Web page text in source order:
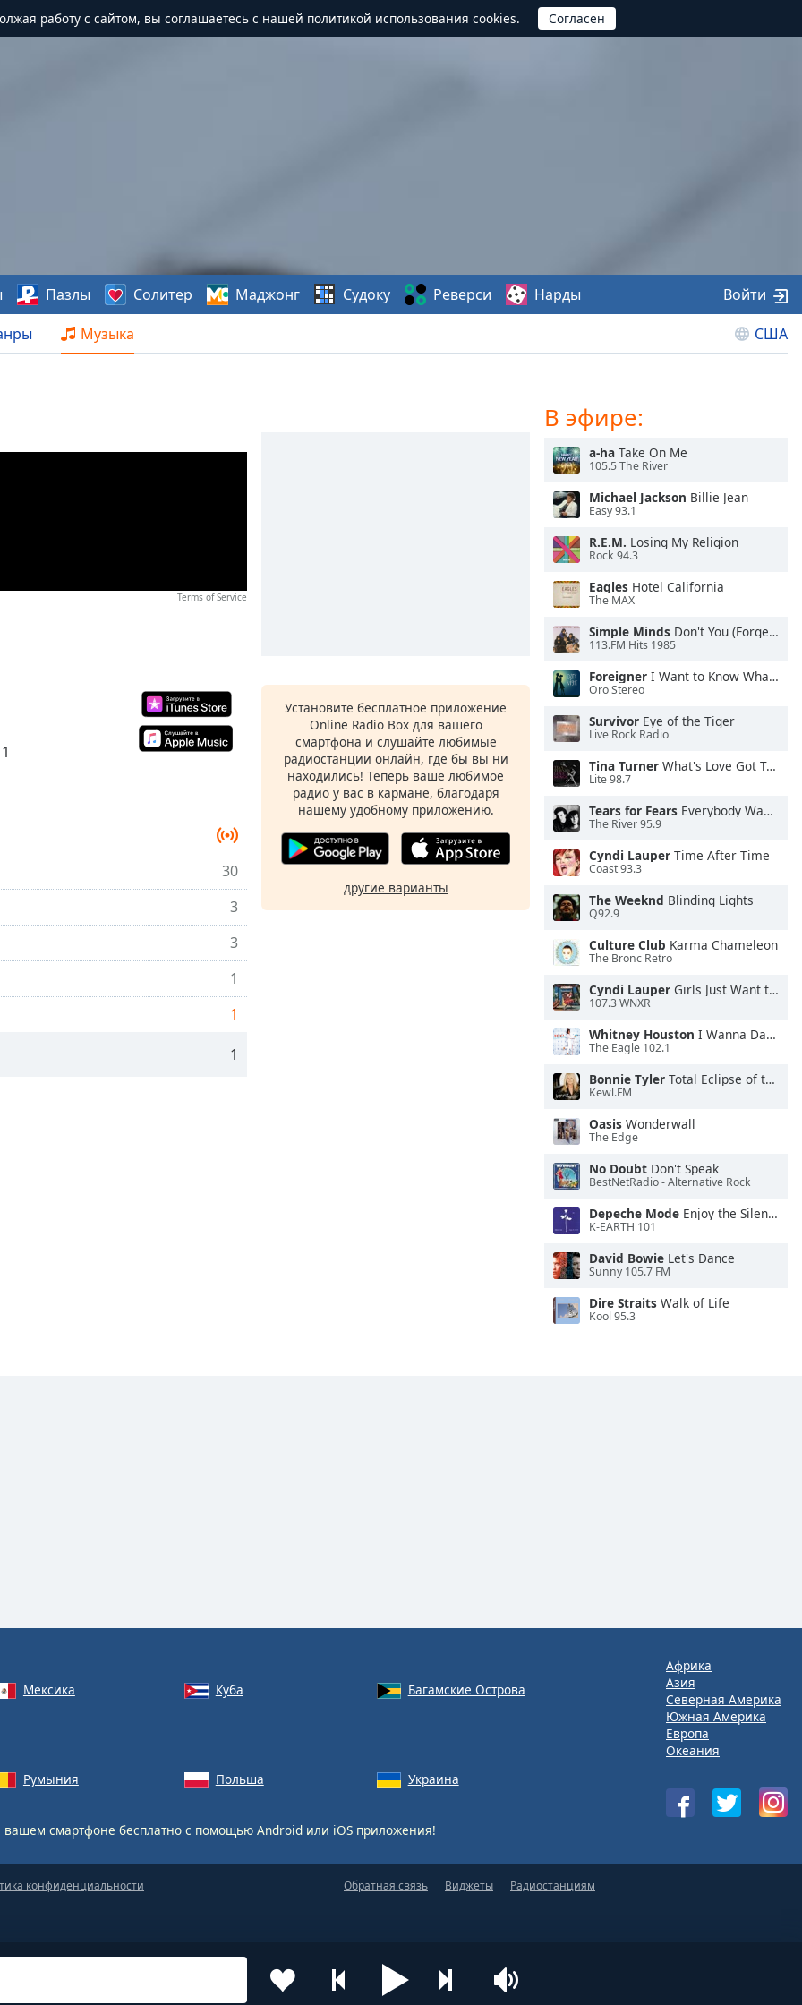
работу с сайтом, вы соглашаетесь с нашей политикой использования cookies.
Музыка США
Пазлы Солитер Маджонг Судоку Реверси Нарды Войти
Terms of Service
30
3
3
1
1
1
Установите бесплатное приложение
Online Radio Box для вашего
смартфона и слушайте любимые
радиостанции онлайн, где бы вы ни
находились! Теперь ваше любимое
радио у вас в кармане, благодаря
нашему удобному приложению.
другие варианты
В эфире:
a-ha Take On Me
105.5 The River
Michael Jackson Billie Jean
Easy 93.1
R.E.M. Losing My Religion
Rock 94.3
Eagles Hotel California
The MAX
Simple Minds Don't You (Forget About Me)
113.FM Hits 1985
Foreigner I Want to Know What Love Is
Oro Stereo
Survivor Eye of the Tiger
Live Rock Radio
Tina Turner What's Love Got To Do With It
Lite 98.7
Tears for Fears Everybody Wants To Rule the World
The River 95.9
Cyndi Lauper Time After Time
Coast 93.3
The Weeknd Blinding Lights
Q92.9
Culture Club Karma Chameleon
The Bronc Retro
Cyndi Lauper Girls Just Want to Have Fun
107.3 WNXR
Whitney Houston I Wanna Dance With Somebody
The Eagle 102.1
Bonnie Tyler Total Eclipse of the Heart
Kewl.FM
Oasis Wonderwall
The Edge
No Doubt Don't Speak
BestNetRadio - Alternative Rock
Depeche Mode Enjoy the Silence
K-EARTH 101
David Bowie Let's Dance
Sunny 105.7 FM
Dire Straits Walk of Life
Kool 95.3
Мексика Куба
Багамские Острова
Румыния Польша Украина
вашем смартфоне бесплатно с помощью Android или iOS приложения!
Африка
Азия
Северная Америка
Южная Америка
Европа
Океания
конфиденциальности Обратная связь Виджеты Радиостанциям